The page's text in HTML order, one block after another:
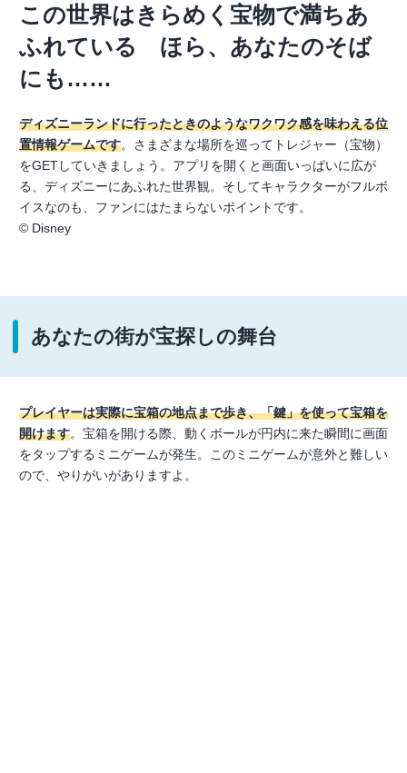
この世界はきらめく宝物で満ちあ
ふれている ほら、あなたのそば
にも……
ディズニーランドに行ったときのようなワクワク感を味わえる位
置情報ゲームです。さまざまな場所を巡ってトレジャー（宝物）
をGETしていきましょう。アプリを開くと画面いっぱいに広が
る、ディズニーにあふれた世界観。そしてキャラクターがフルボ
イスなのも、ファンにはたまらないポイントです。
©︎ Disney
あなたの街が宝探しの舞台
プレイヤーは実際に宝箱の地点まで歩き、「鍵」を使って宝箱を
開けます。宝箱を開ける際、動くボールが円内に来た瞬間に画面
をタップするミニゲームが発生。このミニゲームが意外と難しい
ので、やりがいがありますよ。